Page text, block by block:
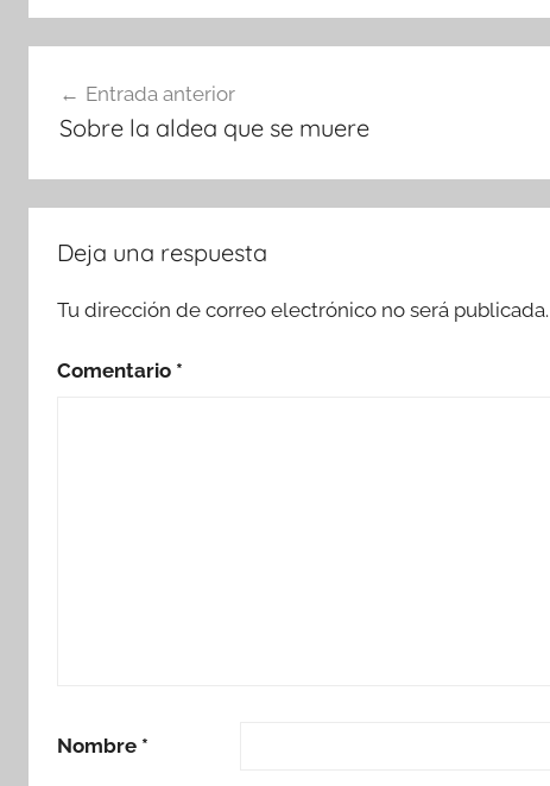
de
Entrada anterior
Sobre la aldea que se muere
Deja una respuesta
Tu dirección de correo electrónico no será publicada.
Comentario *
Nombre *